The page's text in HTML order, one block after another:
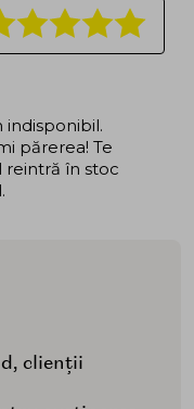
indisponibil.
părerea! Te
reintră în stoc
clienții